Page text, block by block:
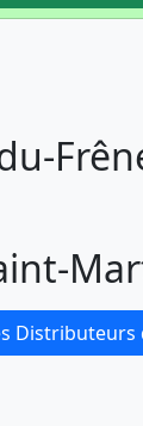
Distributeurs